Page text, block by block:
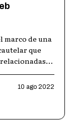
marco de una
que
10 ago 2022